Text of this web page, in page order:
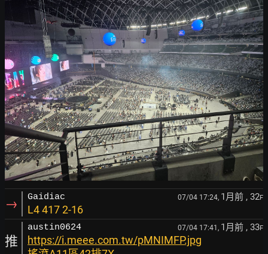
→ Gaidiac 07/04 17:24, 1月前 , 32F
L4 417 2-16
推
austin0624 07/04 17:41, 1月前 , 33F
https://i.meee.com.tw/pMNIMFP.jpg